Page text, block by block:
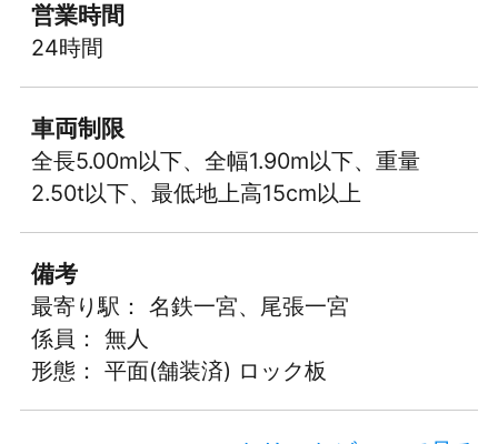
営業時間
24時間
車両制限
全長5.00m以下、全幅1.90m以下、重量
2.50t以下、最低地上高15cm以上
備考
最寄り駅： 名鉄一宮、尾張一宮
係員： 無人
形態： 平面(舗装済) ロック板